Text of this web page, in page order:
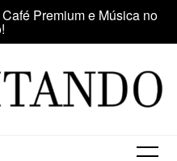
Latina participa da Feira